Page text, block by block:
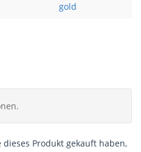
gold
Produkt gekauft haben,